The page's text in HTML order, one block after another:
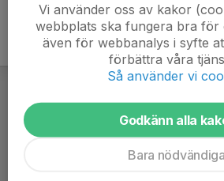
Vi använder oss av kakor
webbplats ska fungera bra för
även för webbanalys i syfte
förbättra våra
Så använder vi
Godkänn alla
Bara nödvändiga